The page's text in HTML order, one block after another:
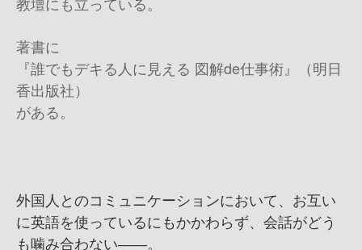
著書に
『誰でもデキる人に見える 図解de仕事術』（明日
香出版社）
がある。
外国人とのコミュニケーションにおいて、お互い
に英語を使っているにもかかわらず、会話がどう
も噛み合わない――。